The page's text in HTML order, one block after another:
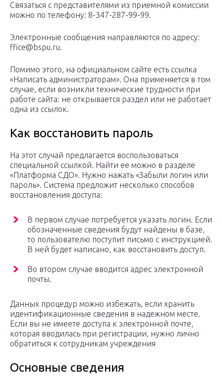
Связаться с представителями из приемной комиссии
можно по телефону: 8-347-287-99-99.
Электронные сообщения направляются по адресу:
ffice@bspu.ru.
Помимо этого, на официальном сайте есть ссылка
«Написать администраторам». Она применяется в том
случае, если возникли технические трудности при
работе сайта: не открывается раздел или не работает
одна из ссылок.
Как восстановить пароль
На этот случай предлагается воспользоваться
специальной ссылкой. Найти ее можно в разделе
«Платформа СДО». Нужно нажать «Забыли логин или
пароль». Система предложит несколько способов
восстановления доступа:
В первом случае потребуется указать логин. Если
обозначенные сведения будут найдены в базе,
то пользователю поступит письмо с инструкцией.
В ней будет написано, как восстановить доступ.
Во втором случае вводится адрес электронной
почты.
Данных процедур можно избежать, если хранить
идентификационные сведения в надежном месте.
Если вы не имеете доступа к электронной почте,
которая вводилась при регистрации, нужно лично
обратиться к сотрудникам учреждения
Основные сведения